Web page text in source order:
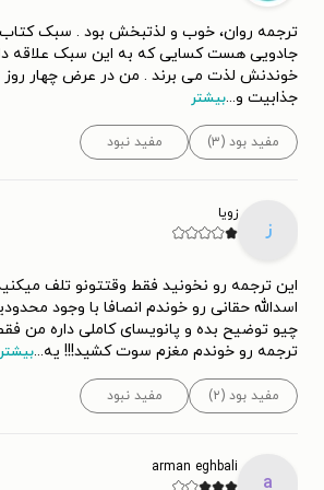
کتابی با عنوان « از دو که حرف می‌زنم از چه
نویسنده منتشر شد که شرحی بر خاطراتش در
دعوت شد تا در مراسم انتشار «تعقیب
انگلیسی شرکت کند. او چندین بار در مقابل
کرد اما سرانجام در ۲۱
نیویورک رسید. آن‌ها در طول اقامتشان در
سایر آثار این نویسند به انگلیسی گرفته
سال‌های بعد اروپا را گشت و در آمریکا
در دانشگاه پرینستون نویسندگی خلاق
شهرت زیادی در جهان غرب هم دست پیدا
۲۰۰۱ میلادی به ژاپن بازگشت اما این بار
ترجمه روان، خوب و لذتبخش بود . سبک کتاب
جادویی هست کسایی که به این سبک علاقه
خوندنش لذت می برند . من در عرض چهار روز
جذابیت و...بیشتر
مفید بود (۳) مفید نبود
ز
زویا
این ترجمه رو نخونید فقط وقتتونو تلف
اسدالله حقانی رو خوندم انصافا با وجود
چیو توضیح بده و پانویسای کاملی داره من
ترجمه رو خوندم مغزم سوت کشید!!! یه...بیشتر
مفید بود (۲) مفید نبود
a
arman eghbali